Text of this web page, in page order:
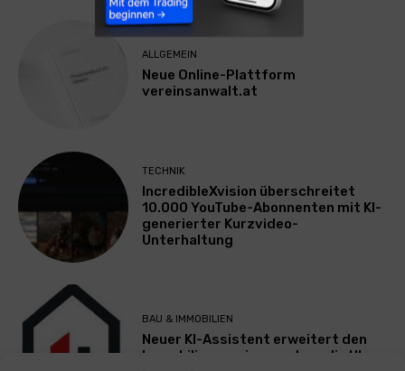
ALLGEMEIN
Neue Online-Plattform
vereinsanwalt.at
TECHNIK
IncredibleXvision überschreitet
10.000 YouTube-Abonnenten mit KI-
generierter Kurzvideo-
Unterhaltung
BAU & IMMOBILIEN
Neuer KI-Assistent erweitert den
Immobilienservice rund um die Uhr